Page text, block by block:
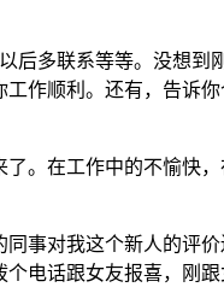
多联系等等。没想到
作顺利。还有，告诉
。在工作中的不愉快
事对我这个新人的评
电话跟女友报喜，刚